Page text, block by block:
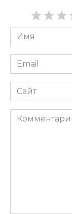
Имя
*
Email
*
Сайт
Комментарий